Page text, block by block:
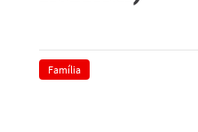
Família